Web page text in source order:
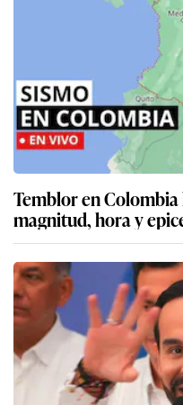
Temblor en Colombia
magnitud, hora y